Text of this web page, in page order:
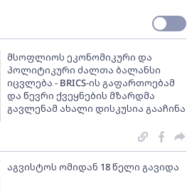
მსოფლიოს ეკონომიკური და
პოლიტიკური ძალთა ბალანსი
იცვლება - BRICS-ის გაფართოებამ
და წევრი ქვეყნების მზარდმა
გავლენამ ახალი დისკუსია გააჩინა
აგვისტოს ომიდან 18 წელი გავიდა